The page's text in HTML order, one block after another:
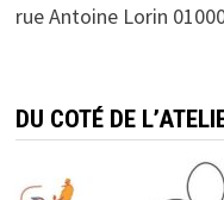
rue Antoine Lorin
DU COTÉ DE